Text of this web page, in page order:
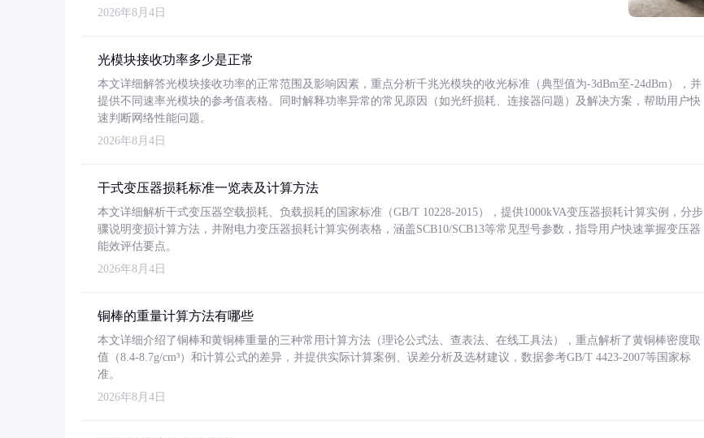
2026年8月4日
光模块接收功率多少是正常
本文详细解答光模块接收功率的正常范围及影响因素，重点分析千兆光模块的收光标准（典型值为-3dBm至-24dBm），并
提供不同速率光模块的参考值表格。同时解释功率异常的常见原因（如光纤损耗、连接器问题）及解决方案，帮助用户快
速判断网络性能问题。
2026年8月4日
干式变压器损耗标准一览表及计算方法
本文详细解析干式变压器空载损耗、负载损耗的国家标准（GB/T 10228-2015），提供1000kVA变压器损耗计算实例，分步
骤说明变损计算方法，并附电力变压器损耗计算实例表格，涵盖SCB10/SCB13等常见型号参数，指导用户快速掌握变压器
能效评估要点。
2026年8月4日
铜棒的重量计算方法有哪些
本文详细介绍了铜棒和黄铜棒重量的三种常用计算方法（理论公式法、查表法、在线工具法），重点解析了黄铜棒密度取
值（8.4-8.7g/cm³）和计算公式的差异，并提供实际计算案例、误差分析及选材建议，数据参考GB/T 4423-2007等国家标
准。
2026年8月4日